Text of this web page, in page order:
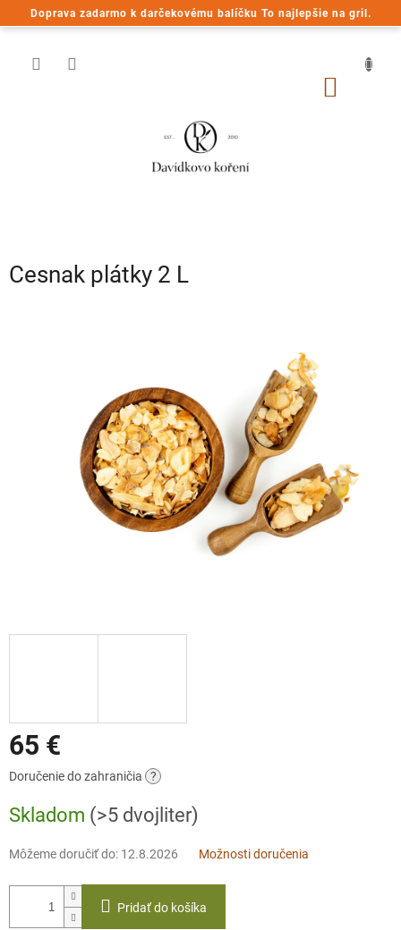
Doprava zadarmo k darčekovému balíčku To najlepšie na gril.
Prejsť
na
Cesnak plátky 2 L
65 €
Jednotková
Doručenie do zahraničia ?
Skladom (>5 dvojliter)
Môžeme doručiť do: 12.8.2026 Možnosti doručenia
Pridať do košíka